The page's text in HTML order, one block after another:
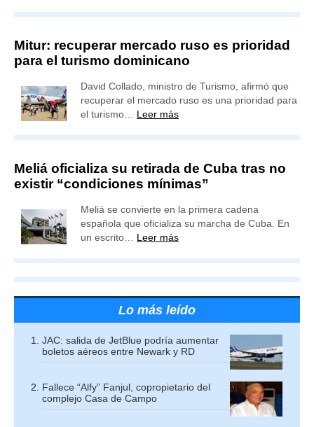
Mitur: recuperar mercado ruso es prioridad
para el turismo dominicano
David Collado, ministro de Turismo, afirmó que
recuperar el mercado ruso es una prioridad para
el turismo… Leer más
Meliá oficializa su retirada de Cuba tras no
existir “condiciones mínimas”
Meliá se convierte en la primera cadena
española que oficializa su marcha de Cuba. En
un escrito… Leer más
Lo más leído
JAC: salida de JetBlue podría aumentar
boletos aéreos entre Newark y RD
Fallece “Alfy” Fanjul, copropietario del
complejo Casa de Campo